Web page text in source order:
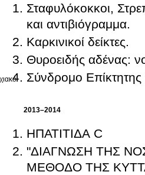
Σταφυλόκοκκοι,
και αντιβιόγραμμα.
Καρκινικοί δείκτες.
Θυροειδής αδένας:
Σύνδρομο
2013–2014
ΗΠΑΤΙΤΙΔΑ C
"ΔΙΑΓΝΩΣΗ ΤΗΣ
ΜΕΘΟΔΟ ΤΗΣ